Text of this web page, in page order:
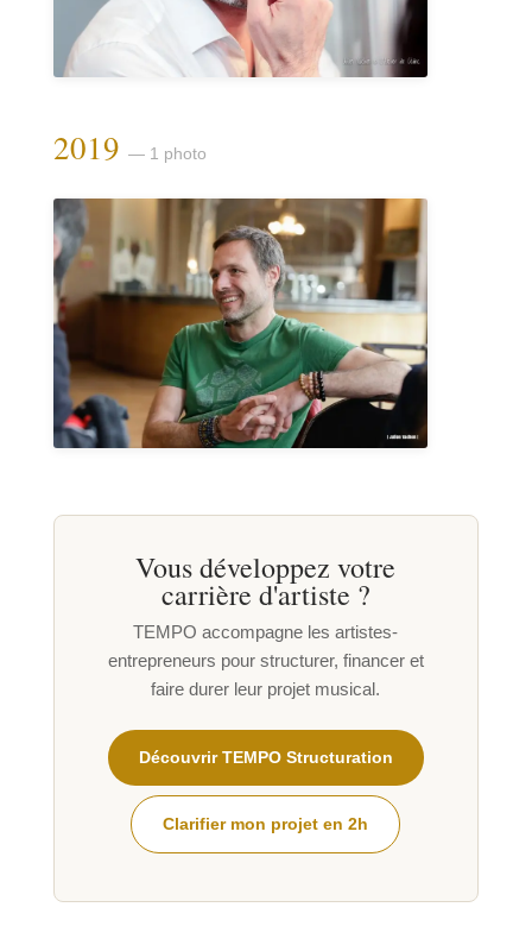
2019 — 1 photo
Vous développez votre
carrière d'artiste ?
TEMPO accompagne les artistes-
entrepreneurs pour structurer, financer et
faire durer leur projet musical.
Découvrir TEMPO Structuration
Clarifier mon projet en 2h